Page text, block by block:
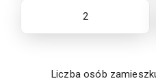
2
Liczba osób